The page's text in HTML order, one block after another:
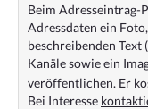
Beim Adresseintrag-
Adressdaten ein
beschreibenden Text
Kanäle sowie ein
veröffentlichen. Er
Bei Interesse